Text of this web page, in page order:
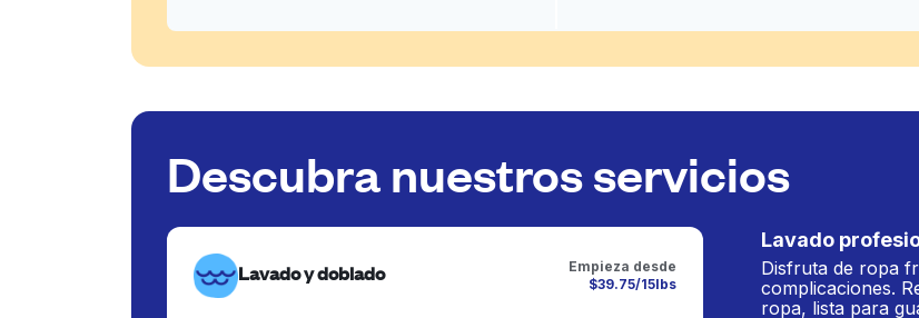
Descubra nuestros servicios
Lavado y doblado
Empieza desde
$39.75/15lbs
Lavado
Disfruta de ropa
complicaciones.
ropa, lista para